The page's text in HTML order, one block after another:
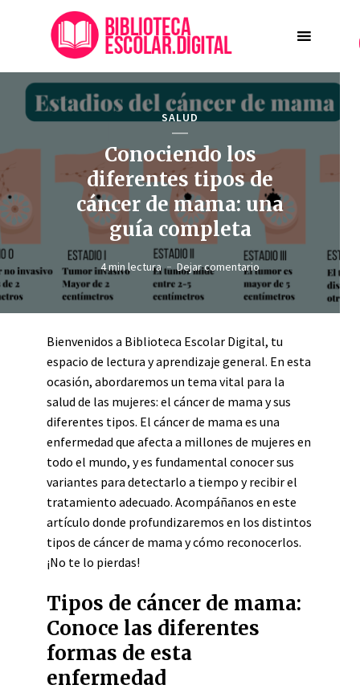
SALUD
Conociendo los
diferentes tipos de
cáncer de mama: una
guía completa
4 min lectura Dejar comentario
Bienvenidos a Biblioteca Escolar Digital, tu
espacio de lectura y aprendizaje general. En esta
ocasión, abordaremos un tema vital para la
salud de las mujeres: el cáncer de mama y sus
diferentes tipos. El cáncer de mama es una
enfermedad que afecta a millones de mujeres en
todo el mundo, y es fundamental conocer sus
variantes para detectarlo a tiempo y recibir el
tratamiento adecuado. Acompáñanos en este
artículo donde profundizaremos en los distintos
tipos de cáncer de mama y cómo reconocerlos.
¡No te lo pierdas!
Tipos de cáncer de mama:
Conoce las diferentes
formas de esta
enfermedad